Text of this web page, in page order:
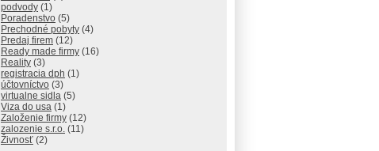
podvody (1)
Poradenstvo (5)
Prechodné pobyty (4)
Predaj firem (12)
Ready made firmy (16)
Reality (3)
registracia dph (1)
účtovníctvo (3)
virtualne sidla (5)
Viza do usa (1)
Založenie firmy (12)
zalozenie s.r.o. (11)
Živnosť (2)